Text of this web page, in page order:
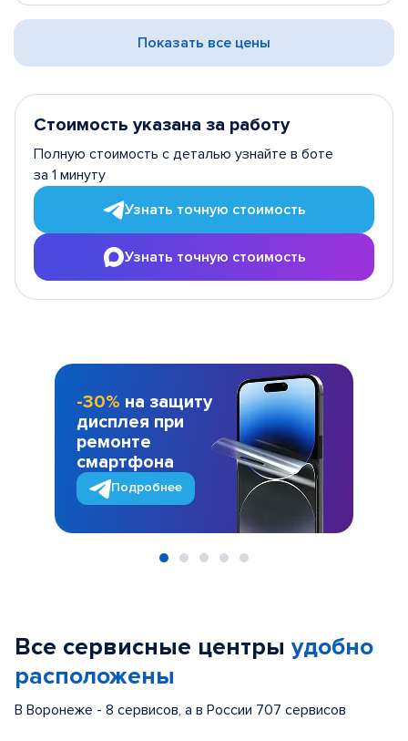
Показать все цены
Стоимость указана за работу
Полную стоимость с деталью узнайте в боте
за 1 минуту
Узнать точную стоимость
Узнать точную стоимость
-30% на защиту
дисплея при
ремонте
смартфона
Подробнее
Все сервисные центры удобно
расположены
В Воронеже - 8 сервисов, а в России 707 сервисов